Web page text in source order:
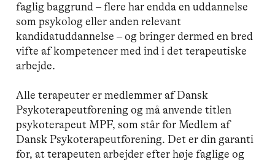
faglig baggrund – flere har endda en uddannelse
som psykolog eller anden relevant
kandidatuddannelse – og bringer dermed en bred
vifte af kompetencer med ind i det terapeutiske
arbejde.
Alle terapeuter er medlemmer af Dansk
Psykoterapeutforening og må anvende titlen
psykoterapeut MPF, som står for Medlem af
Dansk Psykoterapeutforening. Det er din garanti
for, at terapeuten arbejder efter høje faglige og